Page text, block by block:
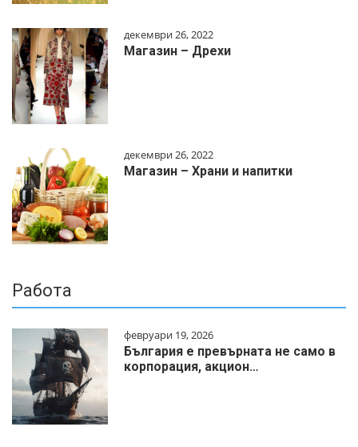
декември 26, 2022
Магазин – Дрехи
декември 26, 2022
Магазин – Храни и напитки
Работа
февруари 19, 2026
България е превърната не само в
корпорация, акцион…